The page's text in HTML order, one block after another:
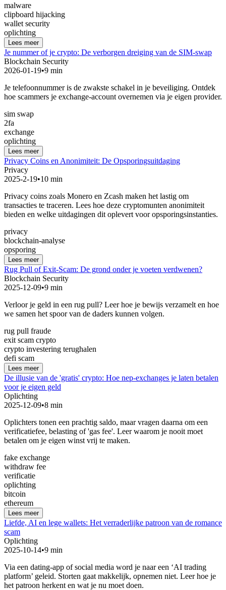
malware
clipboard hijacking
wallet security
oplichting
Lees meer
Je nummer of je crypto: De verborgen dreiging van de SIM-swap
Blockchain Security
2026-01-19•9 min
Je telefoonnummer is de zwakste schakel in je beveiliging. Ontdek
hoe scammers je exchange-account overnemen via je eigen provider.
sim swap
2fa
exchange
oplichting
Lees meer
Privacy Coins en Anonimiteit: De Opsporingsuitdaging
Privacy
2025-2-19•10 min
Privacy coins zoals Monero en Zcash maken het lastig om
transacties te traceren. Lees hoe deze cryptomunten anonimiteit
bieden en welke uitdagingen dit oplevert voor opsporingsinstanties.
privacy
blockchain-analyse
opsporing
Lees meer
Rug Pull of Exit-Scam: De grond onder je voeten verdwenen?
Blockchain Security
2025-12-09•9 min
Verloor je geld in een rug pull? Leer hoe je bewijs verzamelt en hoe
we samen het spoor van de daders kunnen volgen.
rug pull fraude
exit scam crypto
crypto investering terughalen
defi scam
Lees meer
De illusie van de 'gratis' crypto: Hoe nep-exchanges je laten betalen
voor je eigen geld
Oplichting
2025-12-09•8 min
Oplichters tonen een prachtig saldo, maar vragen daarna om een
verificatiefee, belasting of 'gas fee'. Leer waarom je nooit moet
betalen om je eigen winst vrij te maken.
fake exchange
withdraw fee
verificatie
oplichting
bitcoin
ethereum
Lees meer
Liefde, AI en lege wallets: Het verraderlijke patroon van de romance
scam
Oplichting
2025-10-14•9 min
Via een dating-app of social media word je naar een ‘AI trading
platform’ geleid. Storten gaat makkelijk, opnemen niet. Leer hoe je
het patroon herkent en wat je nu moet doen.